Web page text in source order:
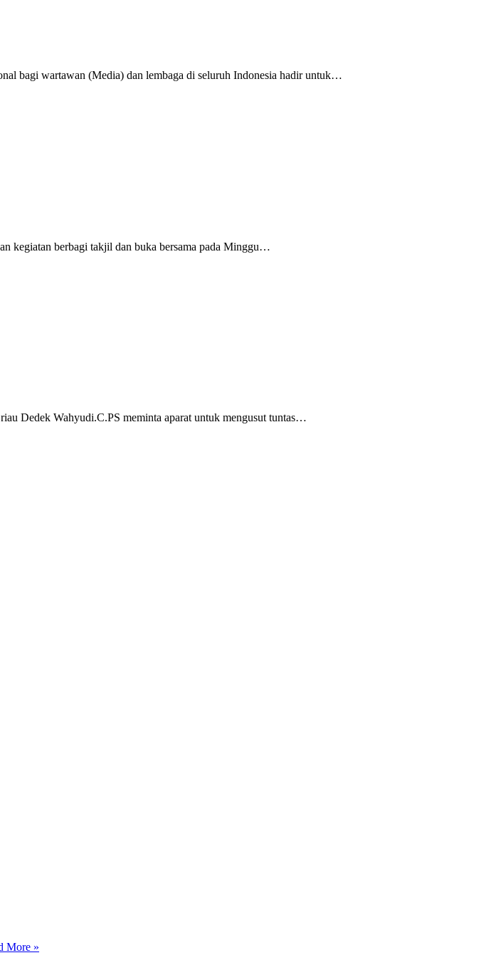
bagi wartawan (Media) dan lembaga di seluruh Indonesia hadir untuk…
kegiatan berbagi takjil dan buka bersama pada Minggu…
Dedek Wahyudi.C.PS meminta aparat untuk mengusut tuntas…
More »